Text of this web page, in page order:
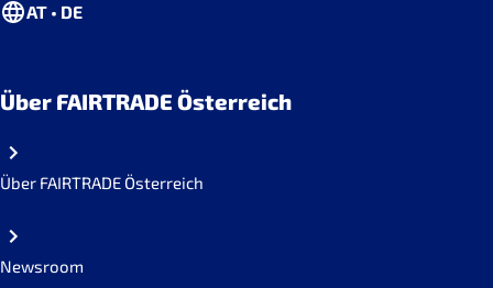
AT • DE
Über FAIRTRADE Österreich
Über FAIRTRADE Österreich
Newsroom